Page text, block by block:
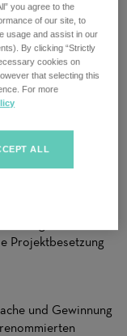
Mit mehr als
wir
von AI und Data
und
SAP, der den
und betreust
Partnerschaften
Kunden und
Projektbesetzung
und Gewinnung
you agree to the
of our site, to
usage and assist in our
By clicking “Strictly
cookies on
that selecting this
For more
ALL